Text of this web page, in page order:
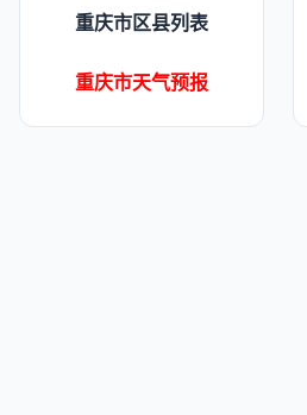
重庆市区县列表
重庆市天气预报